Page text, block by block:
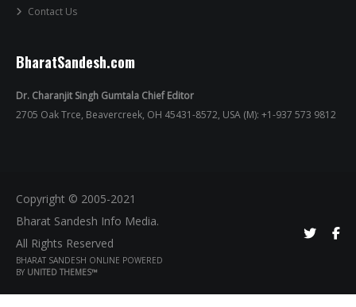
Contact Us
BharatSandesh.com
Dr. Charanjit Singh Gumtala Chief Editor
2705 Oak Trce, Beavercreek, OH 45431-8572, USA (M): +1-937 573 9812
Copyright © 2005-2021
Bharat Sandesh Info Media.
All Rights Reserved
BHARAT SANDESH ONLINE POWERED
BY UNITED THEMES™